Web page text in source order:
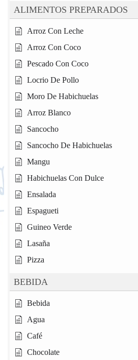
ALIMENTOS PREPARADOS
Arroz Con Leche
Arroz Con Coco
Pescado Con Coco
Locrio De Pollo
Moro De Habichuelas
Arroz Blanco
Sancocho
Sancocho De Habichuelas
Mangu
Habichuelas Con Dulce
Ensalada
Espagueti
Guineo Verde
Lasaña
Pizza
BEBIDA
Bebida
Agua
Café
Chocolate